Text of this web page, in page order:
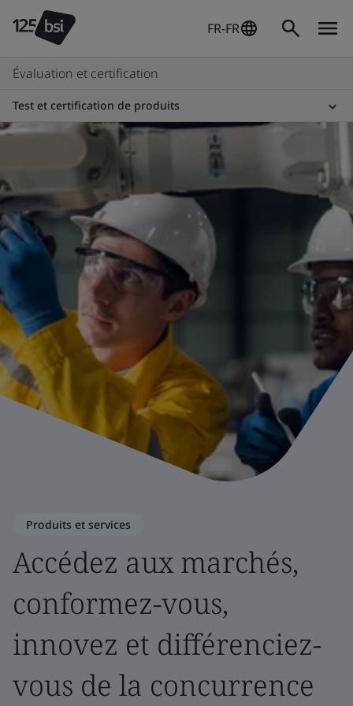
FR-FR
Évaluation et certification
Test et certification de produits
Produits et services
Accédez aux marchés,
conformez-vous,
innovez et différenciez-
vous de la concurrence